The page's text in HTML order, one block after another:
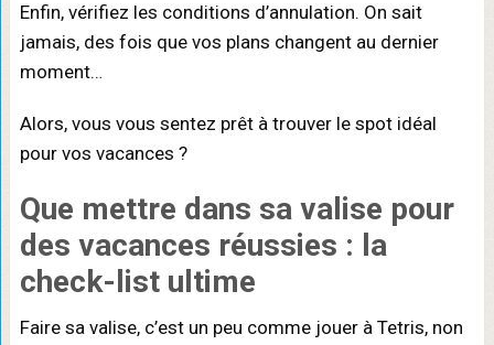
Enfin, vérifiez les conditions d’annulation. On sait
jamais, des fois que vos plans changent au dernier
moment…
Alors, vous vous sentez prêt à trouver le spot idéal
pour vos vacances ?
Que mettre dans sa valise pour
des vacances réussies : la
check-list ultime
Faire sa valise, c’est un peu comme jouer à Tetris, non